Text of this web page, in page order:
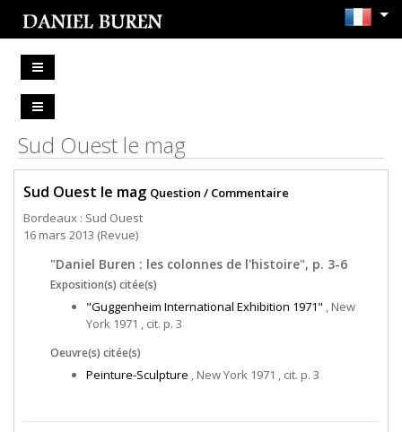
Sud Ouest le mag
Sud Ouest le mag Question / Commentaire
Bordeaux : Sud Ouest
16 mars 2013 (Revue)
"Daniel Buren : les colonnes de l'histoire", p. 3-6
Exposition(s) citée(s)
"Guggenheim International Exhibition 1971" , New
York 1971 , cit. p. 3
Oeuvre(s) citée(s)
Peinture-Sculpture , New York 1971 , cit. p. 3